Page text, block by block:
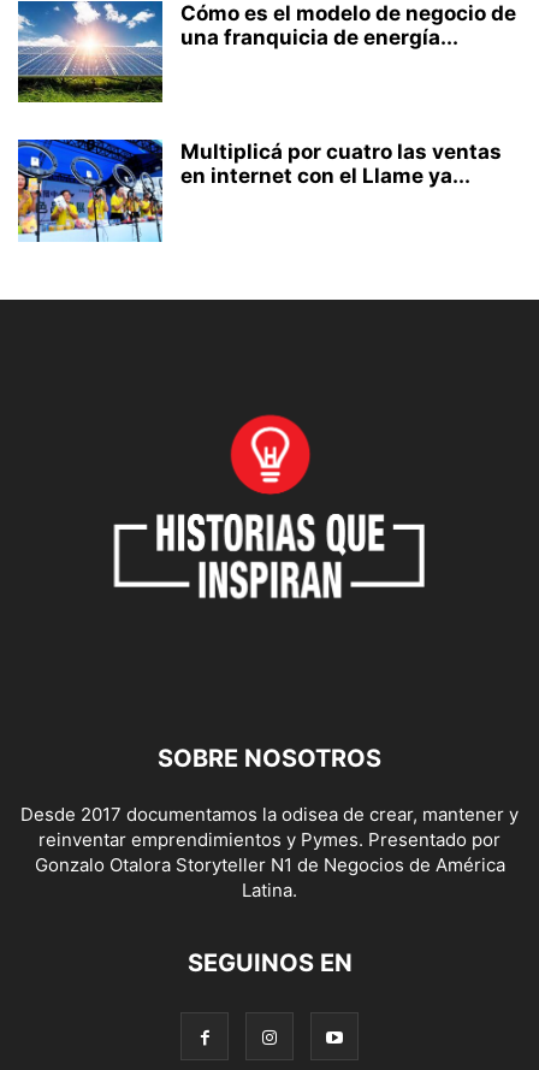
Cómo es el modelo de negocio de
una franquicia de energía...
Multiplicá por cuatro las ventas
en internet con el Llame ya...
SOBRE NOSOTROS
Desde 2017 documentamos la odisea de crear, mantener y
reinventar emprendimientos y Pymes. Presentado por
Gonzalo Otalora Storyteller N1 de Negocios de América
Latina.
SEGUINOS EN